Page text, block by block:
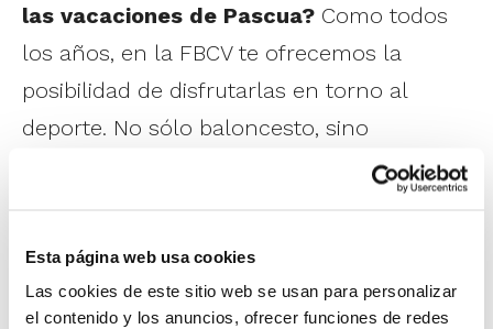
Esta página web usa cookies
Las cookies de este sitio web se usan para personalizar
el contenido y los anuncios, ofrecer funciones de redes
las vacaciones de Pascua? Como todos
los años, en la FBCV te ofrecemos la
posibilidad de disfrutarlas en torno al
deporte. No sólo baloncesto, sino
practicando una extensa variedad de
deportes y divirtiéndote con los juegos
educación en valores.